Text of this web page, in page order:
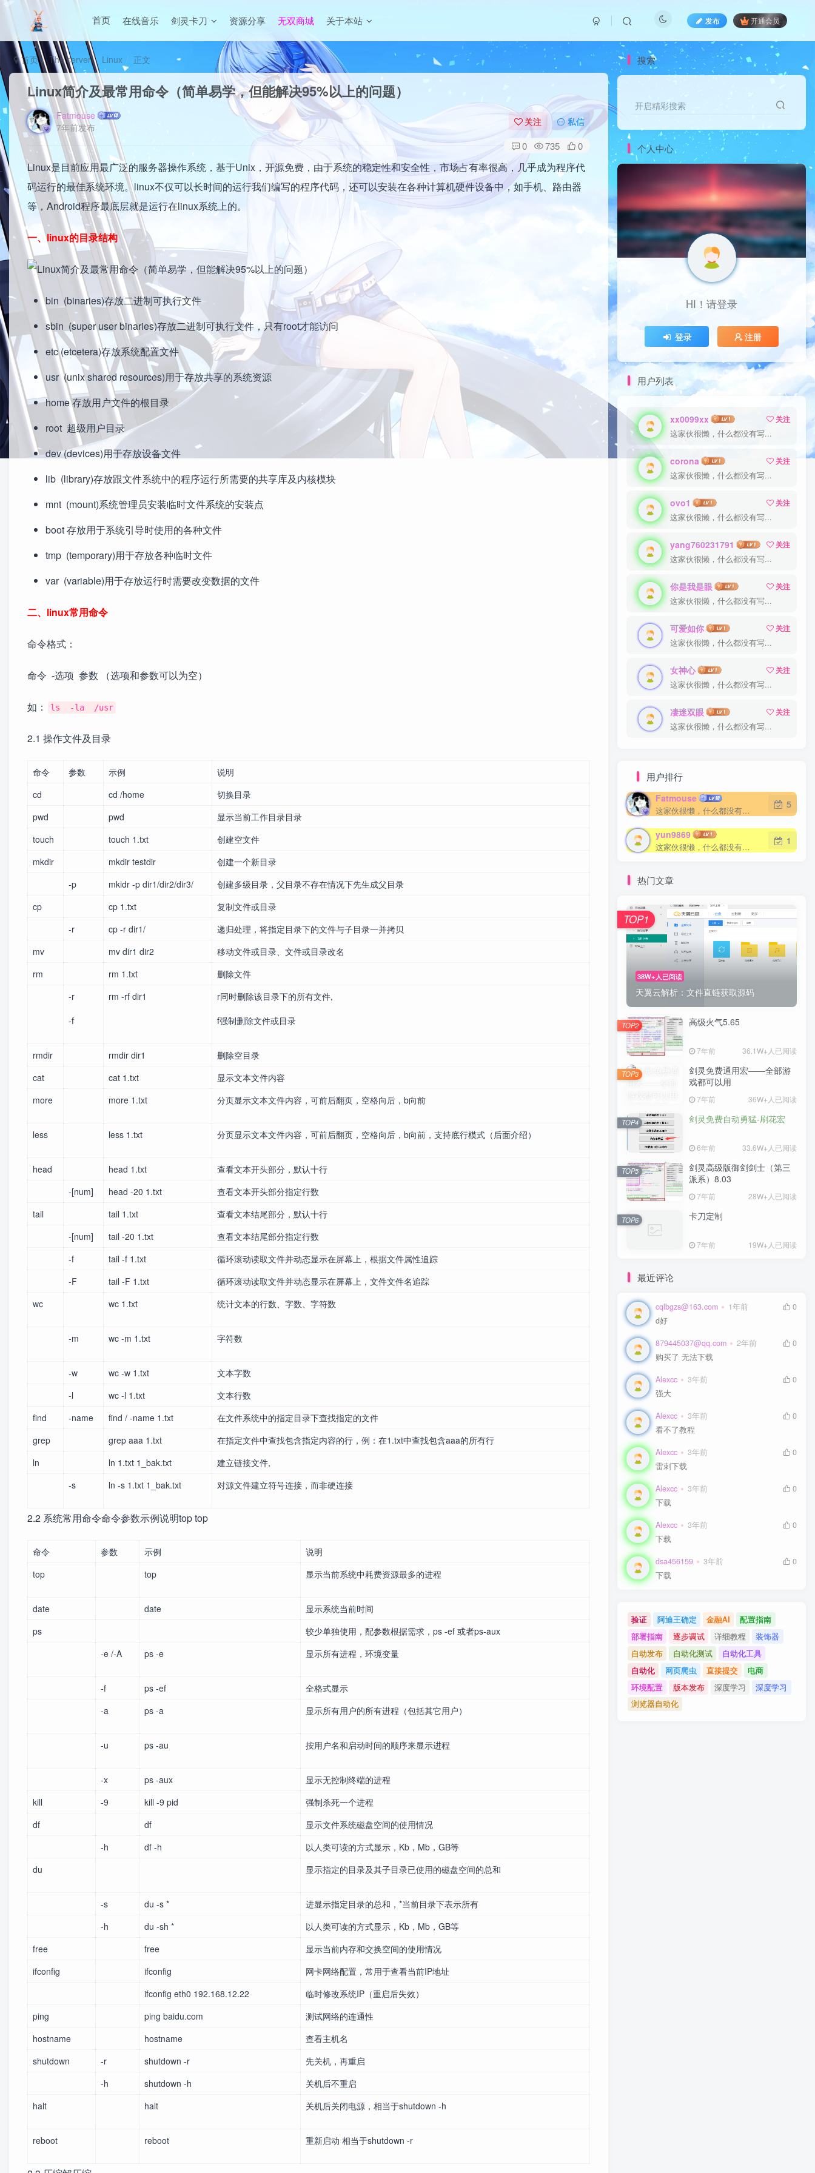
首页 在线音乐 剑灵卡刀 资源分享 无双商城 关于本站 发布 开通会员
首页 The server Linux 正文
Linux简介及最常用命令（简单易学，但能解决95%以上的问题）
Fatmouse
7年前发布
关注 私信
0 735 0
Linux是目前应用最广泛的服务器操作系统，基于Unix，开源免费，由于系统的稳定性和安全性，市场占有率很高，几乎成为程序代
码运行的最佳系统环境。linux不仅可以长时间的运行我们编写的程序代码，还可以安装在各种计算机硬件设备中，如手机、路由器
等，Android程序最底层就是运行在linux系统上的。
一、linux的目录结构
bin (binaries)存放二进制可执行文件
sbin (super user binaries)存放二进制可执行文件，只有root才能访问
etc (etcetera)存放系统配置文件
usr (unix shared resources)用于存放共享的系统资源
home 存放用户文件的根目录
root 超级用户目录
dev (devices)用于存放设备文件
lib (library)存放跟文件系统中的程序运行所需要的共享库及内核模块
mnt (mount)系统管理员安装临时文件系统的安装点
boot 存放用于系统引导时使用的各种文件
tmp (temporary)用于存放各种临时文件
var (variable)用于存放运行时需要改变数据的文件
二、linux常用命令
命令格式：
命令 -选项 参数 （选项和参数可以为空）
如： ls -la /usr
2.1 操作文件及目录
命令 参数 示例
说明
cd
cd /home
切换目录
pwd
pwd
显示当前工作目录目录
touch
touch 1.txt
创建空文件
mkdir
mkdir testdir
创建一个新目录
-p
mkidr -p dir1/dir2/dir3/
创建多级目录，父目录不存在情况下先生成父目录
cp
cp 1.txt
复制文件或目录
-r
cp -r dir1/
递归处理，将指定目录下的文件与子目录一并拷贝
mv
mv dir1 dir2
移动文件或目录、文件或目录改名
rm
rm 1.txt
删除文件
-r
-f
rm -rf dir1
r同时删除该目录下的所有文件,
f强制删除文件或目录
rmdir rmdir dir1
删除空目录
cat
cat 1.txt
显示文本文件内容
more
more 1.txt 分页显示文本文件内容，可前后翻页，空格向后，b向前
less less 1.txt 分页显示文本文件内容，可前后翻页，空格向后，b向前，支持底行模式（后面介绍）
head head 1.txt
查看文本开头部分，默认十行
-[num]
head -20 1.txt
查看文本开头部分指定行数
tail
tail 1.txt
查看文本结尾部分，默认十行
-[num]
tail -20 1.txt
查看文本结尾部分指定行数
-f
tail -f 1.txt
循环滚动读取文件并动态显示在屏幕上，根据文件属性追踪
-F
tail -F 1.txt
循环滚动读取文件并动态显示在屏幕上，文件文件名追踪
wc
wc 1.txt 统计文本的行数、字数、字符数
-m wc -m 1.txt 字符数
-w wc -w 1.txt
文本字数
-l
wc -l 1.txt
文本行数
find
-name find / -name 1.txt
在文件系统中的指定目录下查找指定的文件
grep
grep aaa 1.txt
在指定文件中查找包含指定内容的行，例：在1.txt中查找包含aaa的所有行
ln
ln 1.txt 1_bak.txt
建立链接文件,
-s
ln -s 1.txt 1_bak.txt 对源文件建立符号连接，而非硬连接
2.2 系统常用命令命令参数示例说明top top
命令 参数 示例
说明
top
top 显示当前系统中耗费资源最多的进程
date date
显示系统当前时间
ps
较少单独使用，配参数根据需求，ps -ef 或者ps-aux
-e /-A
ps -e 显示所有进程，环境变量
-f ps -ef
全格式显示
-a
ps -a 显示所有用户的所有进程（包括其它用户）
-u ps -au 按用户名和启动时间的顺序来显示进程
-x ps -aux
显示无控制终端的进程
kill
-9 kill -9 pid
强制杀死一个进程
df
df
显示文件系统磁盘空间的使用情况
-h
df -h
以人类可读的方式显示，Kb，Mb，GB等
du
显示指定的目录及其子目录已使用的磁盘空间的总和
-s du -s *
进显示指定目录的总和，*当前目录下表示所有
-h
du -sh *
以人类可读的方式显示，Kb，Mb，GB等
free
free
显示当前内存和交换空间的使用情况
ifconfig
ifconfig
网卡网络配置，常用于查看当前IP地址
ifconfig eth0 192.168.12.22
临时修改系统IP（重启后失效）
ping
ping baidu.com
测试网络的连通性
hostname
hostname
查看主机名
shutdown
-r shutdown -r
先关机，再重启
-h
shutdown -h
关机后不重启
halt
halt 关机后关闭电源，相当于shutdown -h
reboot reboot 重新启动 相当于shutdown -r
搜索
开启精彩搜索
个人中心
HI！请登录
登录 注册
用户列表
xx0099xx
关注
这家伙很懒，什么都没有写...
corona
关注
这家伙很懒，什么都没有写...
ovo1
关注
这家伙很懒，什么都没有写...
yang760231791
关注
这家伙很懒，什么都没有写...
你是我是眼
关注
这家伙很懒，什么都没有写...
可爱如你
关注
这家伙很懒，什么都没有写...
女神心
关注
这家伙很懒，什么都没有写...
凄迷双眼
关注
这家伙很懒，什么都没有写...
用户排行
Fatmouse
这家伙很懒，什么都没有写...
5
yun9869
这家伙很懒，什么都没有写...
1
热门文章
38W+人已阅读
天翼云解析：文件直链获取源码
TOP1
高级火气5.65
7年前 36.1W+人已阅读
TOP2
剑灵免费通用宏——全部游
戏都可以用
7年前 36W+人已阅读
TOP3
剑灵免费自动勇猛-刷花宏
6年前 33.6W+人已阅读
TOP4
剑灵高级版御剑剑士（第三
派系）8.03
7年前 28W+人已阅读
TOP5
卡刀定制
7年前 19W+人已阅读
TOP6
最近评论
cqlbgzs@163.com 1年前
0
d好
879445037@qq.com 2年前
0
购买了 无法下载
Alexcc 3年前
0
强大
Alexcc 3年前
0
看不了教程
Alexcc 3年前
0
雷刺下载
Alexcc 3年前
0
下载
Alexcc 3年前
0
下载
dsa456159 3年前
0
下载
验证 阿迪王确定 金融AI
配置指南
部署指南
逐步调试 详细教程
装饰器
自动发布
自动化测试
自动化工具
自动化
网页爬虫 直接提交
电商
环境配置
版本发布 深度学习
深度学习
浏览器自动化